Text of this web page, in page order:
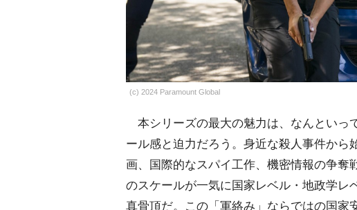
(c) 2024 Paramount Global
本シリーズの最大の魅力は、なんといっ
ール感と迫力だろう。身近な殺人事件から
画、国際的なスパイ工作、機密情報の争奪
のスケールが一気に国家レベル・地政学レ
真骨頂だ。この「軍絡み」ならではの国家